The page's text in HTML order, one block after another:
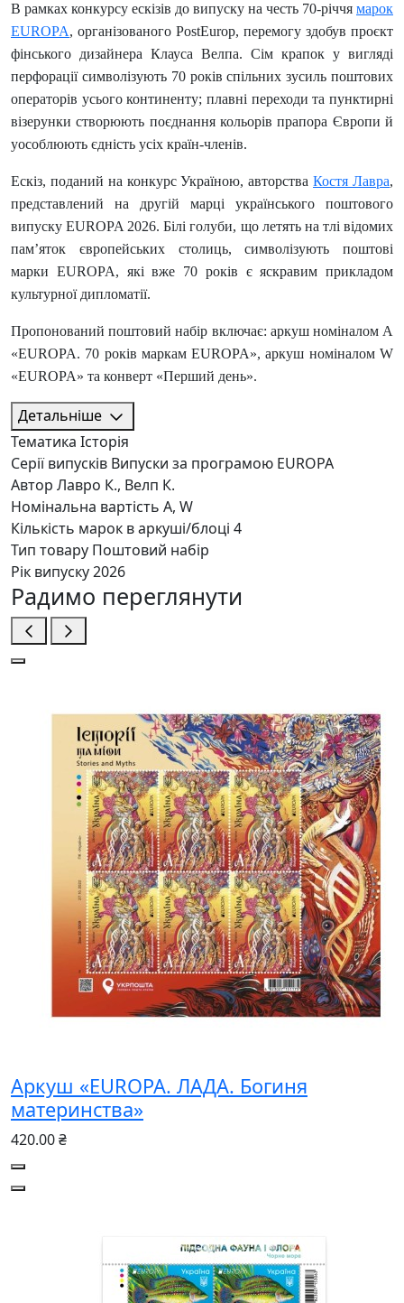
В рамках конкурсу ескізів до випуску на честь 70-річчя марок
EUROPA, організованого PostEurop, перемогу здобув проєкт
фінського дизайнера Клауса Велпа. Сім крапок у вигляді
перфорації символізують 70 років спільних зусиль поштових
операторів усього континенту; плавні переходи та пунктирні
візерунки створюють поєднання кольорів прапора Європи й
уособлюють єдність усіх країн-членів.
Ескіз, поданий на конкурс Україною, авторстваКостя Лавра,
представлений на другій марці українського поштового
випуску EUROPA 2026. Білі голуби, що летять на тлі відомих
пам’яток європейських столиць, символізують поштові
марки EUROPA, які вже 70 років є яскравим прикладом
культурної дипломатії.
Пропонований поштовий набір включає: аркуш номіналом A
«EUROPA. 70 років маркам EUROPA», аркуш номіналом W
«EUROPA» та конверт «Перший день».
Детальніше
Тематика Історія
Серії випусків Випуски за програмою EUROPA
Автор Лавро К., Велп К.
Номінальна вартість A, W
Кількість марок в аркуші/блоці 4
Тип товару Поштовий набір
Рік випуску2026
Радимо переглянути
Аркуш «EUROPA. ЛАДА. Богиня
материнства»
420.00 ₴